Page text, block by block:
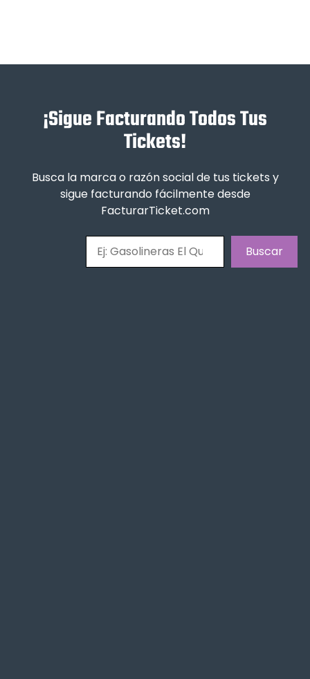
¡Sigue Facturando Todos Tus
Tickets!
Busca la marca o razón social de tus tickets y
sigue facturando fácilmente desde
FacturarTicket.com
Buscar
Buscar